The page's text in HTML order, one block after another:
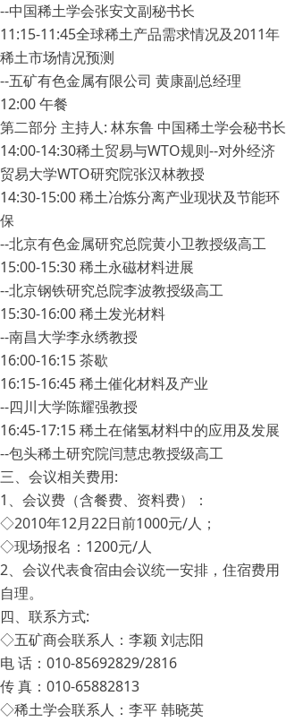
--中国稀土学会张安文副秘书长
11:15-11:45全球稀土产品需求情况及2011年
稀土市场情况预测
--五矿有色金属有限公司 黄康副总经理
12:00 午餐
第二部分 主持人: 林东鲁 中国稀土学会秘书长
14:00-14:30稀土贸易与WTO规则--对外经济
贸易大学WTO研究院张汉林教授
14:30-15:00 稀土冶炼分离产业现状及节能环
保
--北京有色金属研究总院黄小卫教授级高工
15:00-15:30 稀土永磁材料进展
--北京钢铁研究总院李波教授级高工
15:30-16:00 稀土发光材料
--南昌大学李永绣教授
16:00-16:15 茶歇
16:15-16:45 稀土催化材料及产业
--四川大学陈耀强教授
16:45-17:15 稀土在储氢材料中的应用及发展
--包头稀土研究院闫慧忠教授级高工
三、会议相关费用:
1、会议费（含餐费、资料费）：
◇2010年12月22日前1000元/人；
◇现场报名：1200元/人
2、会议代表食宿由会议统一安排，住宿费用
自理。
四、联系方式:
◇五矿商会联系人：李颖 刘志阳
电 话：010-85692829/2816
传 真：010-65882813
◇稀土学会联系人：李平 韩晓英